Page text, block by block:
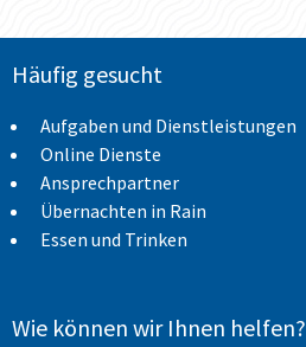
Häufig gesucht
Aufgaben und Dienstleistungen
Online Dienste
Ansprechpartner
Übernachten in Rain
Essen und Trinken
Wie können wir Ihnen helfen?